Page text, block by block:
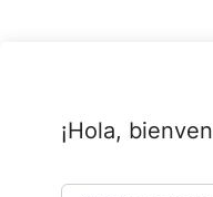
¡Hola,